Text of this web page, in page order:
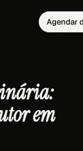
Agendar
em